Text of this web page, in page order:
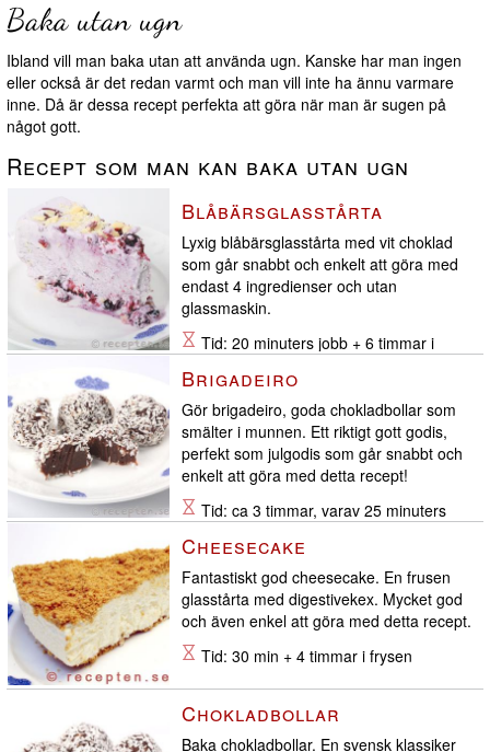
Baka utan ugn
Ibland vill man baka utan att använda ugn. Kanske har man ingen
eller också är det redan varmt och man vill inte ha ännu varmare
inne. Då är dessa recept perfekta att göra när man är sugen på
något gott.
Recept som man kan baka utan ugn
Blåbärsglasstårta
Lyxig blåbärsglasstårta med vit choklad
som går snabbt och enkelt att göra med
endast 4 ingredienser och utan
glassmaskin.
Tid: 20 minuters jobb + 6 timmar i
Brigadeiro
Gör brigadeiro, goda chokladbollar som
smälter i munnen. Ett riktigt gott godis,
perfekt som julgodis som går snabbt och
enkelt att göra med detta recept!
Tid: ca 3 timmar, varav 25 minuters
Cheesecake
Fantastiskt god cheesecake. En frusen
glasstårta med digestivekex. Mycket god
och även enkel att göra med detta recept.
Tid: 30 min + 4 timmar i frysen
Chokladbollar
Baka chokladbollar. En svensk klassiker